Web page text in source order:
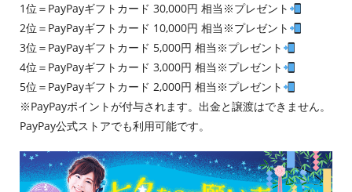
1位＝PayPayギフトカード 30,000円 相当※プレゼント
2位＝PayPayギフトカード 10,000円 相当※プレゼント
3位＝PayPayギフトカード 5,000円 相当※プレゼント
4位＝PayPayギフトカード 3,000円 相当※プレゼント
5位＝PayPayギフトカード 2,000円 相当※プレゼント
※PayPayポイントが付与されます。出金と譲渡はできません。
PayPay公式ストアでも利用可能です。